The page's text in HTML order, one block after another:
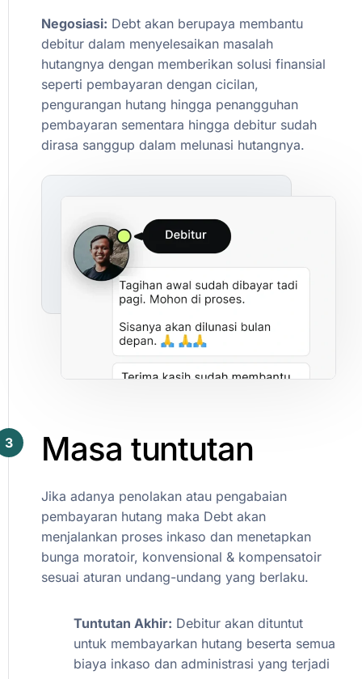
Negosiasi: Debt akan berupaya membantu
debitur dalam menyelesaikan masalah
hutangnya dengan memberikan solusi finansial
seperti pembayaran dengan cicilan,
pengurangan hutang hingga penangguhan
pembayaran sementara hingga debitur sudah
dirasa sanggup dalam melunasi hutangnya.
Masa tuntutan
3
Jika adanya penolakan atau pengabaian
pembayaran hutang maka Debt akan
menjalankan proses inkaso dan menetapkan
bunga moratoir, konvensional & kompensatoir
sesuai aturan undang-undang yang berlaku.
Tuntutan Akhir: Debitur akan dituntut
untuk membayarkan hutang beserta semua
biaya inkaso dan administrasi yang terjadi